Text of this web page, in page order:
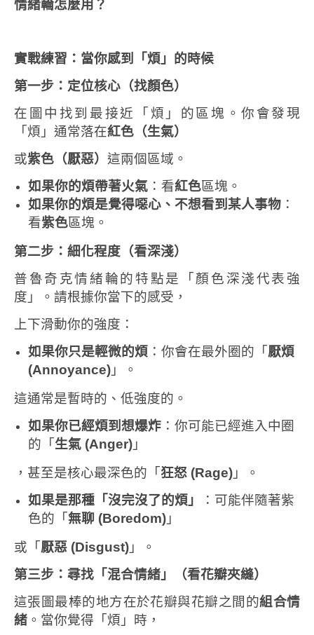
情緒輪怎麼用？
實戰練習：當你感到「煩」的時候
第一步：定位核心（找顏色）
在圖中找到最接近「煩」的區塊。你會發現
「煩」通常落在紅色（生氣）
或紫色（厭惡） 這兩個區域。
如果你的煩帶著火氣 ：看紅色區塊。
如果你的煩是覺得噁心、不想看到某人事物 ：
看紫色區塊。
第二步：細化程度（看深淺）
普魯奇克情緒輪的特點是「顏色深淺代表強
度」。請根據你當下的感受，
上下滑動你的強度：
如果你只是輕微的煩 ：你會在最外圈的「 厭煩
(Annoyance) 」。
這通常是暫時的、低強度的。
如果你已經煩到想爆炸 ：你可能已經進入中圈
的「 生氣 (Anger) 」
，甚至是核心最深色的「 狂怒 (Rage) 」。
如果是那種「沒完沒了的煩」
：可能伴隨著紫
色的「 無聊 (Boredom) 」
或「 厭惡 (Disgust) 」。
第三步：尋找「混合情緒」（看花瓣夾縫）
這張圖最棒的地方在於花瓣與花瓣之間的組合情
緒 。當你覺得「煩」時，